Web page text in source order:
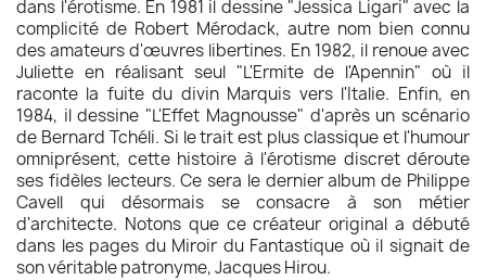
dans l'érotisme. En 1981 il dessine "Jessica Ligari" avec la
complicité de Robert Mérodack, autre nom bien connu
des amateurs d'œuvres libertines. En 1982, il renoue avec
Juliette en réalisant seul "L'Ermite de l'Apennin" où il
raconte la fuite du divin Marquis vers l'Italie. Enfin, en
1984, il dessine "L'Effet Magnousse" d'après un scénario
de Bernard Tchéli. Si le trait est plus classique et l'humour
omniprésent, cette histoire à l'érotisme discret déroute
ses fidèles lecteurs. Ce sera le dernier album de Philippe
Cavell qui désormais se consacre à son métier
d'architecte. Notons que ce créateur original a débuté
dans les pages du Miroir du Fantastique où il signait de
son véritable patronyme, Jacques Hirou.